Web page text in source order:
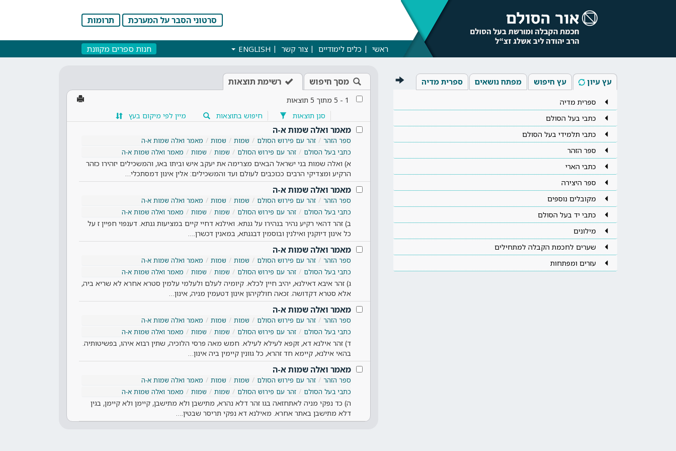
סרטוני הסבר על המערכת תרומות
ראשי כלים לימודיים צור קשר ENGLISH חנות ספרים מקוונת
עץ עיון עץ חיפוש מפתח נושאים ספרית מדיה
ספרית מדיה
כתבי בעל הסולם
כתבי תלמידי בעל הסולם
ספר הזהר
כתבי הארי
ספר היצירה
מקובלים נוספים
כתבי יד בעל הסולם
מילונים
שערים לחכמת הקבלה למתחילים
עזרים ומפתחות
מסך חיפוש רשימת תוצאות
1
-
5 מתוך 5 תוצאות
סנן תוצאות
חיפוש בתוצאות מיין לפי מיקום בעץ
מאמר ואלה שמות א-ה
ספר הזהר זהר עם פירוש הסולם שמות שמות
מאמר ואלה שמות א-ה
כתבי בעל הסולם
זהר עם פירוש הסולם שמות שמות מאמר ואלה שמות א-ה
א) ואלה שמות בני ישראל הבאים מצרימה את יעקב איש וביתו באו, והמשכילים יזהירו כזהר
הרקיע ומצדיקי הרבים ככוכבים לעולם ועד והמשכילים: אלין אינון דמסתכלי…
מאמר ואלה שמות א-ה
ספר הזהר זהר עם פירוש הסולם שמות שמות
מאמר ואלה שמות א-ה
כתבי בעל הסולם
זהר עם פירוש הסולם שמות שמות מאמר ואלה שמות א-ה
ב) זהר דהאי רקיע נהיר בנהירו על גנתא. ואילנא דחיי קיים במציעות גנתא. דענפוי חפיין ז על
כל אינון דיוקנין ואילנין ובוסמין דבגנתא, במאנין דכשרן.…
מאמר ואלה שמות א-ה
ספר הזהר זהר עם פירוש הסולם שמות שמות
מאמר ואלה שמות א-ה
כתבי בעל הסולם
זהר עם פירוש הסולם שמות שמות מאמר ואלה שמות א-ה
ג) זהר איבא דאילנא, יהיב חיין לכלא. קיומיה לעלם ולעלמי עלמין סטרא אחרא לא שריא ביה,
אלא סטרא דקדושה. זכאה חולקיהון אינון דטעמין מניה, אינון…
מאמר ואלה שמות א-ה
ספר הזהר זהר עם פירוש הסולם שמות שמות
מאמר ואלה שמות א-ה
כתבי בעל הסולם
זהר עם פירוש הסולם שמות שמות מאמר ואלה שמות א-ה
ד) זהר אילנא דא, זקפא לעילא לעילא. חמש מאה פרסי הלוכיה, שתין רבוא איהו, בפשיטותיה.
בהאי אילנא, קיימא חד זהרא, כל גוונין קיימין ביה אינון…
מאמר ואלה שמות א-ה
ספר הזהר זהר עם פירוש הסולם שמות שמות
מאמר ואלה שמות א-ה
כתבי בעל הסולם
זהר עם פירוש הסולם שמות שמות מאמר ואלה שמות א-ה
ה) כד נפקי מניה לאתחזאה בגו זהר דלא נהרא, מתישבן ולא מתישבן, קיימן ולא קיימן, בגין
דלא מתישבן באתר אחרא. מאילנא דא נפקי תריסר שבטין.…